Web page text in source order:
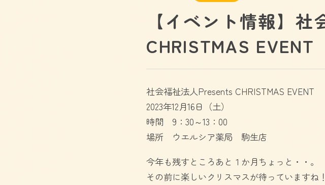
【イベント情報】
CHRISTMAS EVENT
社会福祉法人Presents CHRISTMAS EVENT
2023年12月16日（土）
時間 9：30～13：00
場所 ウエルシア薬局 駒生店
今年も残すところあと１か月ちょっと・・。
その前に楽しいクリスマスが待っていますね！